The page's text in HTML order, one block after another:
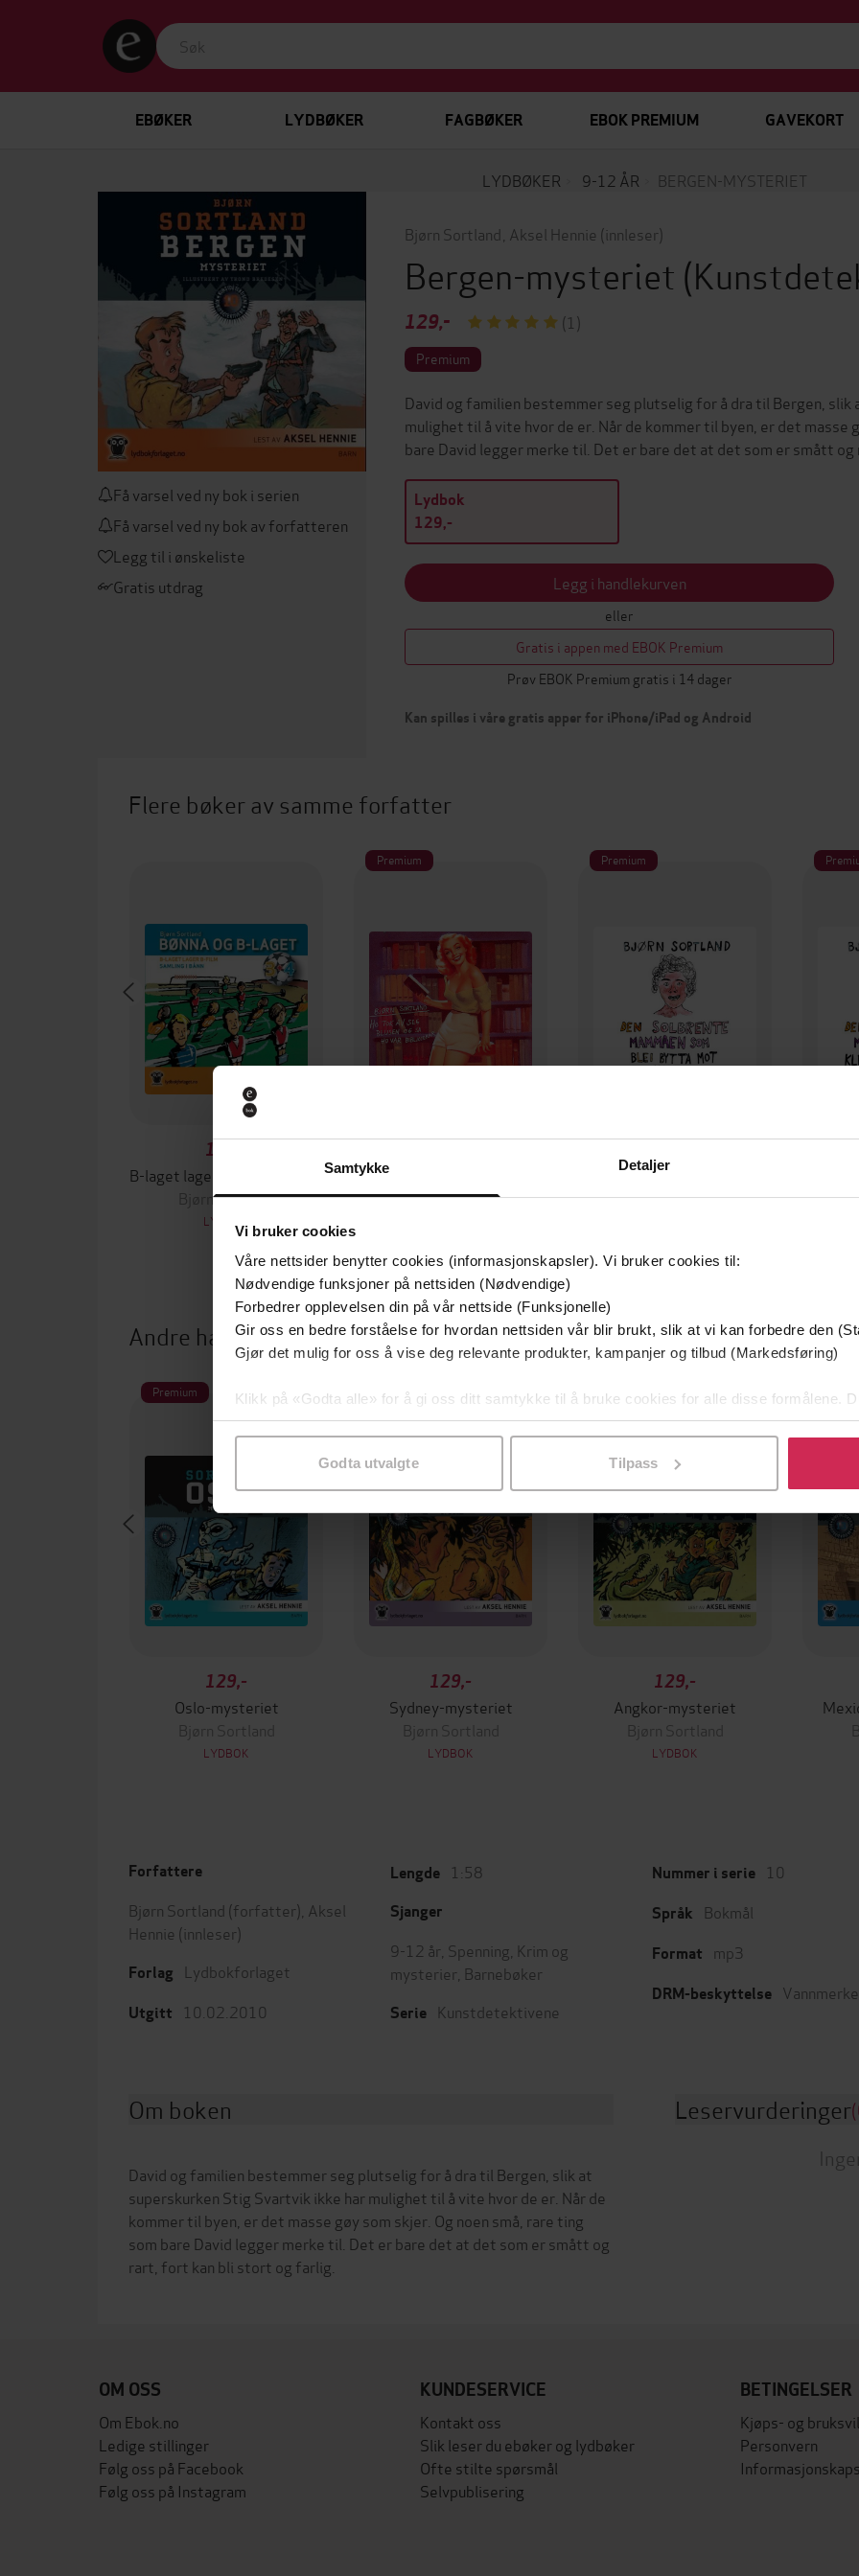
Samtykke Detaljer
Vi bruker cookies
Våre nettsider benytter cookies (informasjonskapsler). Vi bruker cookies til:
Nødvendige funksjoner på nettsiden (Nødvendige)
Forbedrer opplevelsen din på vår nettside (Funksjonelle)
Gir oss en bedre forståelse for hvordan nettsiden vår blir brukt, slik at vi kan forbedre den
Gjør det mulig for oss å vise deg relevante produkter, kampanjer og tilbud (Markedsføring)
Klikk på «Godta alle» for å gi oss ditt samtykke til å bruke cookies for alle disse formålene.
samtykke til spesifikke formål ved å klikke på «Tilpass». Du kan når som helst trekke
Godta utvalgte Tilpass
EBØKER LYDBØKER FAGBØKER EBOK PREMIUM GAVEKORT
LYDBØKER 9-12 ÅR BERGEN-MYSTERIET
Få varsel ved ny bok i serien
Få varsel ved ny bok av forfatteren
Legg til i ønskeliste
Gratis utdrag
Bjørn Sortland Aksel Hennie (innleser)
Bergen-mysteriet
129,- (1)
Premium
David og familien bestemmer seg plutselig for å dra til Bergen,
mulighet til å vite hvor de er. Når de kommer til byen, er det masse
bare David legger merke til. Det er bare det at det som er smått
Lydbok
129,-
Legg i handlekurven
eller
Gratis i appen med EBOK Premium
Prøv EBOK Premium gratis i 14 dager
Kan spilles i våre gratis apper for iPhone/iPad og Android
Flere bøker av samme forfatter
129,-
Bjørn Sortland
LYDBOK
Premium
Bjørn Sortland
Premium
Bjørn Sortland
Andre har også kjøpt
Premium
129,-
Oslo-mysteriet
Bjørn Sortland
LYDBOK
Premium
129,-
Sydney-mysteriet
Bjørn Sortland
LYDBOK
Premium
129,-
Angkor-mysteriet
Bjørn Sortland
LYDBOK
Forfattere
Bjørn Sortland (forfatter), Aksel
Hennie (innleser)
Forlag Lydbokforlaget
Utgitt 10.02.2010
Lengde 1:58
Sjanger
9-12 år Spenning Krim og
mysterier Barnebøker
Serie Kunstdetektivene
Nummer i serie 10
Språk Bokmål
Format mp3
DRM-beskyttelse
Om boken
David og familien bestemmer seg plutselig for å dra til Bergen, slik at
superskurken Stig Svartvik ikke har mulighet til å vite hvor de er. Når de
kommer til byen, er det masse gøy som skjer. Og noen små, rare ting
som bare David legger merke til. Det er bare det at det som er smått og
Leservurderinger
OM OSS
Om Ebok.no
Ledige stillinger
Følg oss på Facebook
Følg oss på Instagram
KUNDESERVICE
Kontakt oss
Slik leser du ebøker og lydbøker
Ofte stilte spørsmål
Selvpublisering
BETINGELSER
Kjøps- og
Personvern